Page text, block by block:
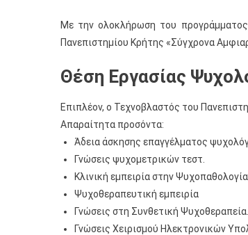
Με την ολοκλήρωση του
Πανεπιστημίου Κρήτης «Σύγχρονα
Θέση Εργασίας
Επιπλέον, ο Τεχνοβλαστός του
Απαραίτητα προσόντα:
Άδεια άσκησης επαγγέλματος
Γνώσεις ψυχομετρικών τεστ.
Κλινική εμπειρία στην Ψυχοπαθολογία.
Ψυχοθεραπευτική εμπειρία
Γνώσεις στη Συνθετική Ψυχοθεραπεία.
Γνώσεις Χειρισμού Ηλεκτρονικών